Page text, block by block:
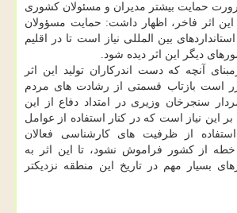
حمایت بیشتر مدیران و مسئولان کشوری
این اثر فاخر، اظهار داشت: حمایت مسؤولان
بین المللی نیاز است تا در اقلیم
دیگر این اثر دیده شود.
آنچه که دست اندرکاران تولید این اثر
است بازتاب قسمتی از رشادت های مردم
سنجرخان وزیری در امتداد دفاع از این
بر این نیاز است که در کنار استفاده از عوامل
استفاده از ظرفیت های کارشناسی فعالان
خطه از کشور فراموش نشود، تا این اثر به
بسیار مهم در تاریخ این منطقه نزدیکتر